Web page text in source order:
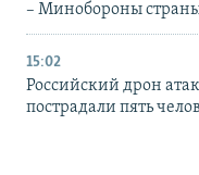
– Минобороны
15:02
Российский дрон
пострадали пять